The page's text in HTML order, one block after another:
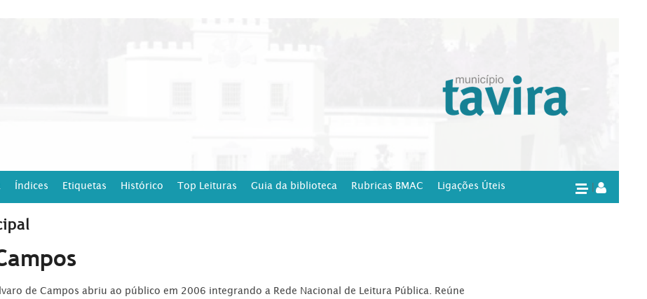
Índices Etiquetas Histórico Top Leituras Guia da biblioteca Rubricas BMAC Ligações Úteis
de Campos abriu ao público em 2006 integrando a Rede Nacional de Leitura Pública. Reúne